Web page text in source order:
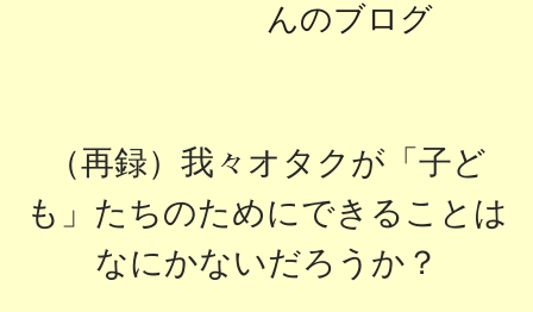
んのブログ
（再録）我々オタクが「子ど
も」たちのためにできることは
なにかないだろうか？